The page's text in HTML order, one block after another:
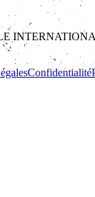
Confidentialité